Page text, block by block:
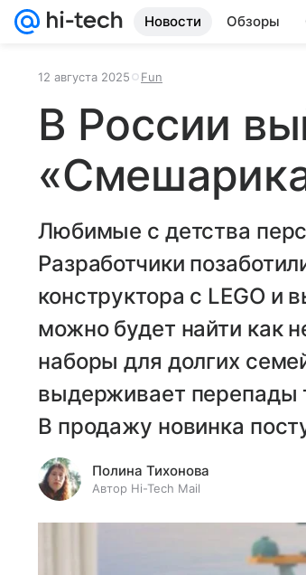
Новости Обзоры
12 августа 2025 Fun
В России
Любимые с детства
Разработчики
конструктора с LEGO и
можно будет найти как
наборы для долгих
выдерживает перепады
В продажу новинка
Полина Тихонова
Автор Hi-Tech Mail